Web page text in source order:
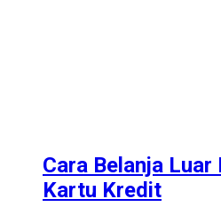
Cara Belanja Luar
Kartu Kredit